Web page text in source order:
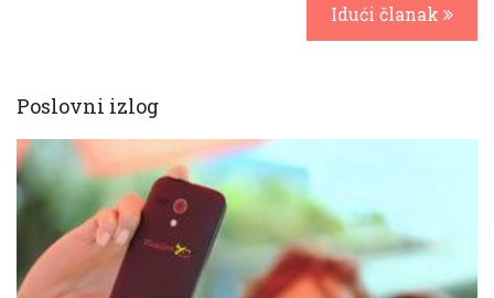
Idući članak
Poslovni izlog